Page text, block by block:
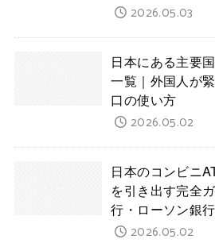
2026.05.03
日本にある主要
一覧｜外国人が
口の使い方
2026.05.02
日本のコンビニ
を引き出す完全
行・ローソン銀
2026.05.02